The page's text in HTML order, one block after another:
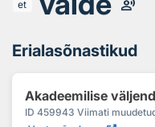
et record_voice_over
Erialasõnastikud
Akadeemilise
ID 459943 Viimati